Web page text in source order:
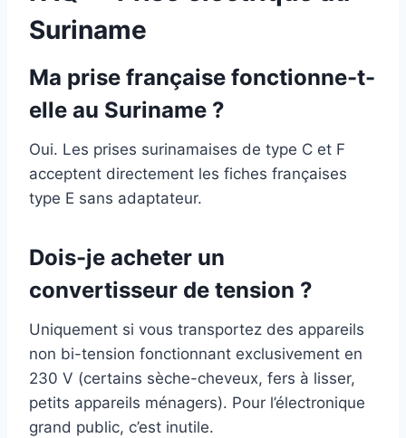
Suriname
Ma prise française fonctionne-t-
elle au Suriname ?
Oui. Les prises surinamaises de type C et F
acceptent directement les fiches françaises
type E sans adaptateur.
Dois-je acheter un
convertisseur de tension ?
Uniquement si vous transportez des appareils
non bi-tension fonctionnant exclusivement en
230 V (certains sèche-cheveux, fers à lisser,
petits appareils ménagers). Pour l’électronique
grand public, c’est inutile.